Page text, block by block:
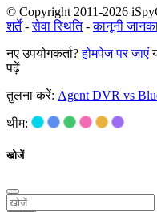
© Copyright 2011-2026
शर्तें-सेवा स्थिति-कानूनी
नए उपयोगकर्ता?होमपेज पर जाएं
पढ़ें
तुलना करें: Agent DVR vs
थीम:
खोजें